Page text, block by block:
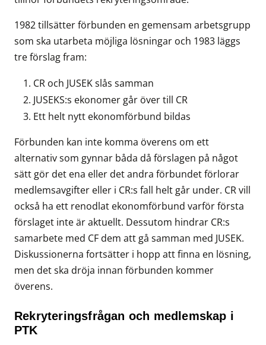
1982 tillsätter förbunden en gemensam arbetsgrupp
som ska utarbeta möjliga lösningar och 1983 läggs
tre förslag fram:
CR och JUSEK slås samman
JUSEKS:s ekonomer går över till CR
Ett helt nytt ekonomförbund bildas
Förbunden kan inte komma överens om ett
alternativ som gynnar båda då förslagen på något
sätt gör det ena eller det andra förbundet förlorar
medlemsavgifter eller i CR:s fall helt går under. CR vill
också ha ett renodlat ekonomförbund varför första
förslaget inte är aktuellt. Dessutom hindrar CR:s
samarbete med CF dem att gå samman med JUSEK.
Diskussionerna fortsätter i hopp att finna en lösning,
men det ska dröja innan förbunden kommer
överens.
Rekryteringsfrågan och medlemskap i
PTK